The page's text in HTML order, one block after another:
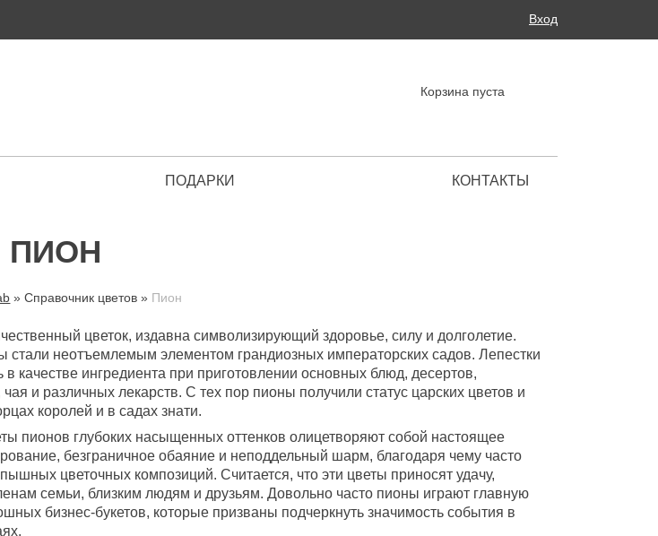
Вход
Корзина пуста
ПОДАРКИ КОНТАКТЫ
ПИОН
ВЫ ЗДЕСЬ
» Справочник цветов » Пион
цветок, издавна символизирующий здоровье, силу и долголетие.
неотъемлемым элементом грандиозных императорских садов. Лепестки
в качестве ингредиента при приготовлении основных блюд, десертов,
и различных лекарств. С тех пор пионы получили статус царских цветов и
королей и в садах знати.
пионов глубоких насыщенных оттенков олицетворяют собой настоящее
безграничное обаяние и неподдельный шарм, благодаря чему часто
цветочных композиций. Считается, что эти цветы приносят удачу,
семьи, близким людям и друзьям. Довольно часто пионы играют главную
бизнес-букетов, которые призваны подчеркнуть значимость события в